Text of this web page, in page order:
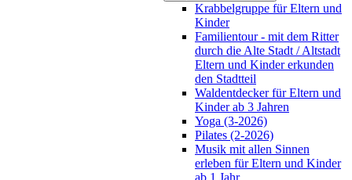
Krabbelgruppe für Eltern und
Kinder
Familientour - mit dem Ritter
durch die Alte Stadt / Altstadt
Eltern und Kinder erkunden
den Stadtteil
Waldentdecker für Eltern und
Kinder ab 3 Jahren
Yoga (3-2026)
Pilates (2-2026)
Musik mit allen Sinnen
erleben für Eltern und Kinder
ab 1 Jahr